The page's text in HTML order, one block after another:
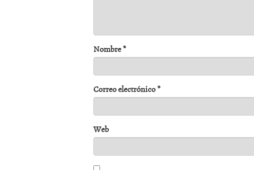
Nombre*
Correo electrónico*
Web